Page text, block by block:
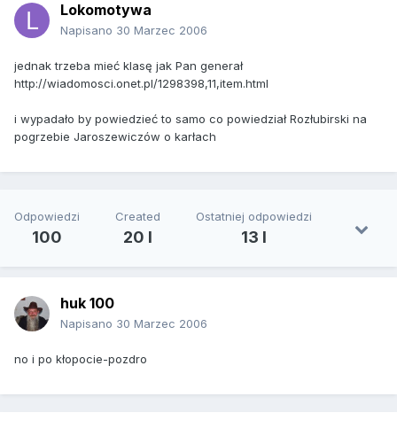
Lokomotywa
Napisano 30 Marzec 2006
jednak trzeba mieć klasę jak Pan generał
http://wiadomosci.onet.pl/1298398,11,item.html
i wypadało by powiedzieć to samo co powiedział Rozłubirski na
pogrzebie Jaroszewiczów o karłach
Odpowiedzi
100
Created
20 l
Ostatniej odpowiedzi
13 l
huk 100
Napisano 30 Marzec 2006
no i po kłopocie-pozdro